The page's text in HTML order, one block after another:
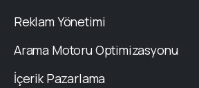
Reklam Yönetimi
Arama Motoru Optimizasyonu
İçerik Pazarlama